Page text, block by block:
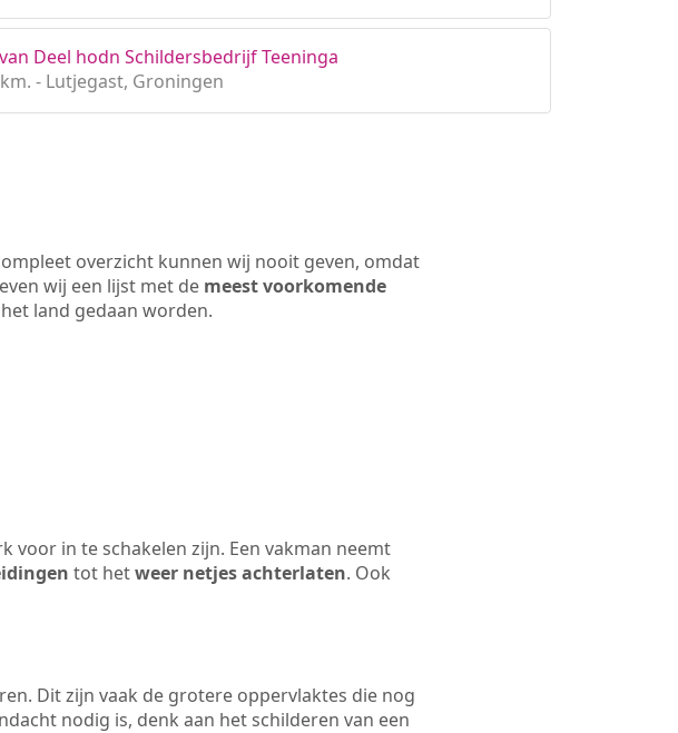
Deel hodn Schildersbedrijf Teeninga
- Lutjegast, Groningen
overzicht kunnen wij nooit geven, omdat
wij een lijst met de meest voorkomende
land gedaan worden.
in te schakelen zijn. Een vakman neemt
tot hetweer netjes achterlaten. Ook
Dit zijn vaak de grotere oppervlaktes die nog
nodig is, denk aan het schilderen van een